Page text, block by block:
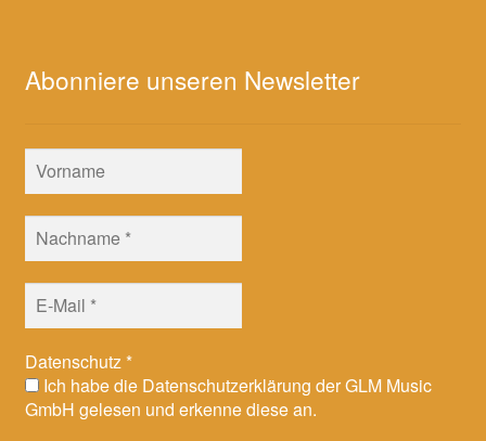
Abonniere unseren Newsletter
Datenschutz*
Ich habe die Datenschutzerklärung der GLM Music
GmbH gelesen und erkenne diese an.